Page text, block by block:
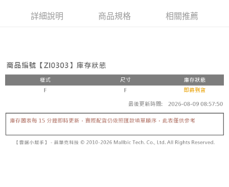
恩沛科技股份有限公司將有權停止該用戶之使用額度並採取法律行動。
詳細說明 商品規格 相關推薦